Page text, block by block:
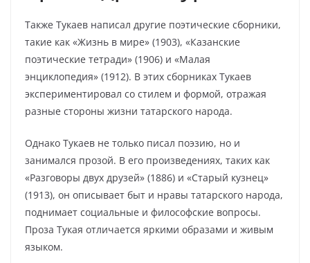
Также Тукаев написал другие поэтические сборники,
такие как «Жизнь в мире» (1903), «Казанские
поэтические тетради» (1906) и «Малая
энциклопедия» (1912). В этих сборниках Тукаев
экспериментировал со стилем и формой, отражая
разные стороны жизни татарского народа.
Однако Тукаев не только писал поэзию, но и
занимался прозой. В его произведениях, таких как
«Разговоры двух друзей» (1886) и «Старый кузнец»
(1913), он описывает быт и нравы татарского народа,
поднимает социальные и философские вопросы.
Проза Тукая отличается яркими образами и живым
языком.